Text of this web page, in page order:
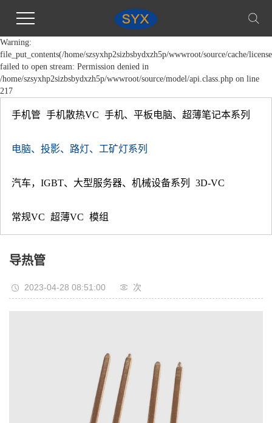
Warning:
file_put_contents(/home/szsyxhp2sizbsbydxzh5p/wwwroot/source/cache/
failed to open stream: Permission denied in
/home/szsyxhp2sizbsbydxzh5p/wwwroot/source/model/api.class.php on line
217
手机管 手机散热VC 手机、平板电脑、超薄笔记本系列
电脑、投影、路灯、工矿灯系列
汽车，IGBT、大型服务器、机械设备系列 3D-VC
常规VC 超薄VC 模组
导热管
2023-04-28 08:51:00 次